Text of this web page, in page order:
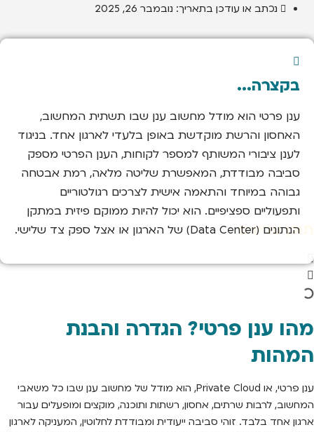
נכתב או עודכן בתאריך: נובמבר 26, 2025
בקצרה...
ענן פרטי הוא מודל מחשוב ענן שבו תשתית המחשוב,
האחסון והרשת מוקדשת באופן בלעדי לארגון אחד. בניגוד
לענן ציבורי המשותף למספר לקוחות, הענן הפרטי מספק
סביבה מבודדת, המאפשרת שליטה מלאה, רמת אבטחה
גבוהה במיוחד והתאמה אישית לצרכים רגולטוריים
ותפעוליים ספציפיים. הוא יכול להיות ממוקם פיזית במתקן
הנתונים (Data Center) של הארגון או אצל ספק צד שלישי.
תוכן עניינים
מהו ענן פרטי? הגדרה והבנת
המהות
ענן פרטי, או Private Cloud, הוא מודל של מחשוב ענן שבו כל משאבי
המחשוב, לרבות שרתים, אחסון, רשתות ותוכנה, מוקצים ומופעלים עבור
ארגון אחד בלבד. זוהי סביבה ייעודית ומבודדת לחלוטין, המעניקה לארגון